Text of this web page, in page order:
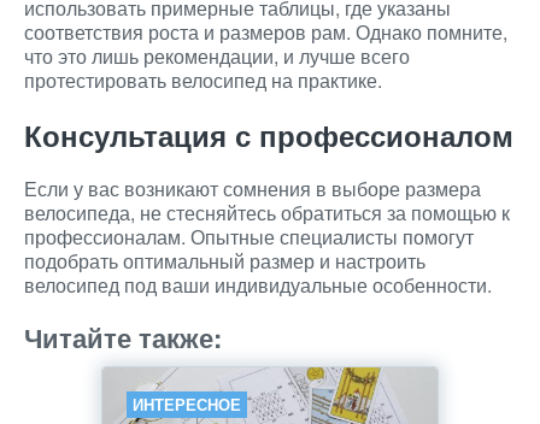
использовать примерные таблицы, где указаны
соответствия роста и размеров рам. Однако помните,
что это лишь рекомендации, и лучше всего
протестировать велосипед на практике.
Консультация с профессионалом
Если у вас возникают сомнения в выборе размера
велосипеда, не стесняйтесь обратиться за помощью к
профессионалам. Опытные специалисты помогут
подобрать оптимальный размер и настроить
велосипед под ваши индивидуальные особенности.
Читайте также:
ИНТЕРЕСНОЕ